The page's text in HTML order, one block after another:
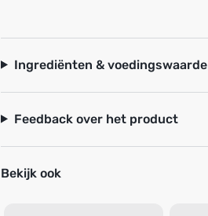
Ingrediënten & voedingswaarde
Feedback over het product
Bekijk ook